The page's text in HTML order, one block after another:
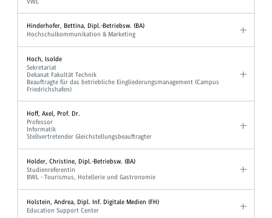
Hinderhofer, Bettina, Dipl.-Betriebsw. (BA)
Hochschulkommunikation & Marketing
Hoch, Isolde
Sekretariat
Dekanat Fakultät Technik
Beauftragte für das betriebliche Eingliederungsmanagement (Campus
Friedrichshafen)
Hoff, Axel, Prof. Dr.
Professor
Informatik
Stellvertretender Gleichstellungsbeauftragter
Holder, Christine, Dipl.-Betriebsw. (BA)
Studienreferentin
BWL - Tourismus, Hotellerie und Gastronomie
Holstein, Andrea, Dipl. Inf. Digitale Medien (FH)
Education Support Center